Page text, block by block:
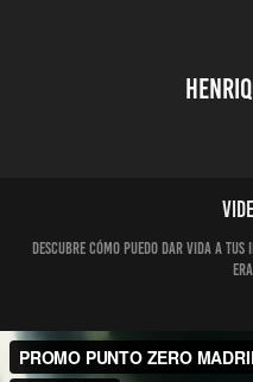
Descubre cómo puedo dar vida a